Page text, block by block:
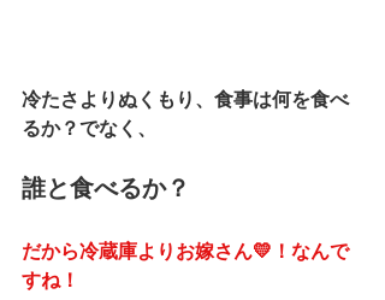
冷たさよりぬくもり、食事は何を食べ
るか？でなく、
誰と食べるか？
だから冷蔵庫よりお嫁さん💛！なんで
すね！